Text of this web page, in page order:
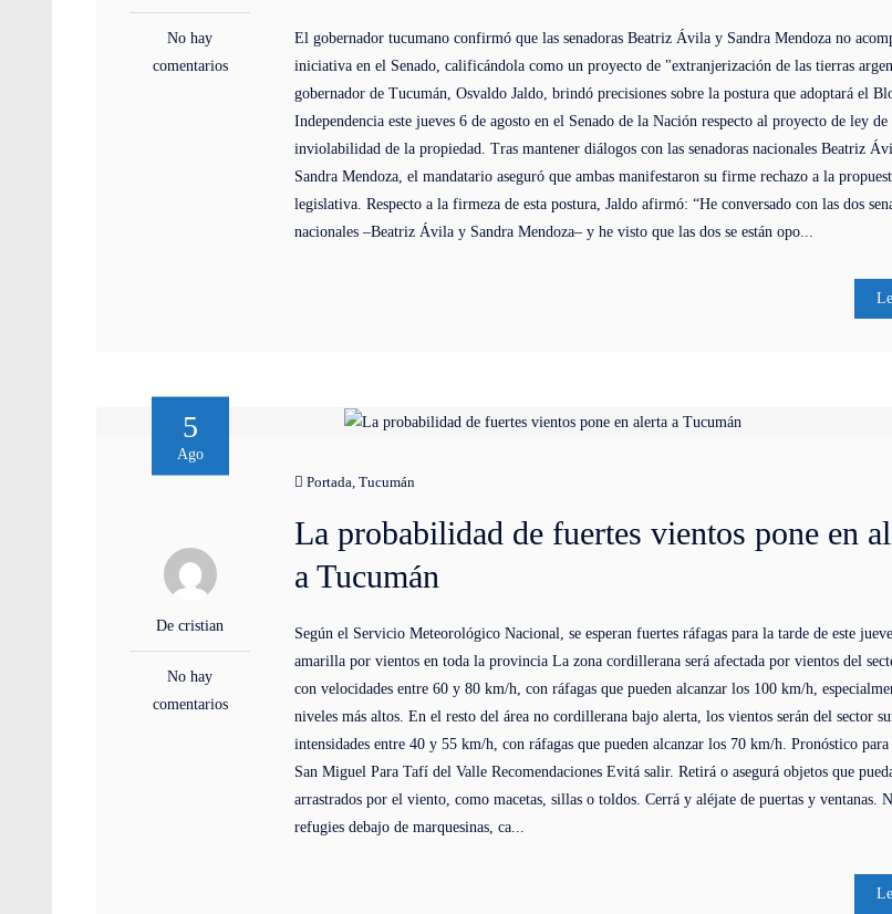
No hay
comentarios
El gobernador tucumano confirmó que las senadoras Beatriz Ávila y Sandra Mendoza no
iniciativa en el Senado, calificándola como un proyecto de "extranjerización de las tierras
gobernador de Tucumán, Osvaldo Jaldo, brindó precisiones sobre la postura que adoptará el
Independencia este jueves 6 de agosto en el Senado de la Nación respecto al proyecto de ley de
inviolabilidad de la propiedad. Tras mantener diálogos con las senadoras nacionales Beatriz
Sandra Mendoza, el mandatario aseguró que ambas manifestaron su firme rechazo a la
legislativa. Respecto a la firmeza de esta postura, Jaldo afirmó: “He conversado con las dos
nacionales –Beatriz Ávila y Sandra Mendoza– y he visto que las dos se están opo...
5
Ago
De cristian
No hay
comentarios
Portada,Tucumán
La probabilidad de fuertes vientos pone en
a Tucumán
Según el Servicio Meteorológico Nacional, se esperan fuertes ráfagas para la tarde de este
amarilla por vientos en toda la provincia La zona cordillerana será afectada por vientos del
con velocidades entre 60 y 80 km/h, con ráfagas que pueden alcanzar los 100 km/h,
niveles más altos. En el resto del área no cordillerana bajo alerta, los vientos serán del sector
intensidades entre 40 y 55 km/h, con ráfagas que pueden alcanzar los 70 km/h. Pronóstico
San Miguel Para Tafí del Valle Recomendaciones Evitá salir. Retirá o asegurá objetos que
arrastrados por el viento, como macetas, sillas o toldos. Cerrá y aléjate de puertas y ventanas.
refugies debajo de marquesinas, ca...